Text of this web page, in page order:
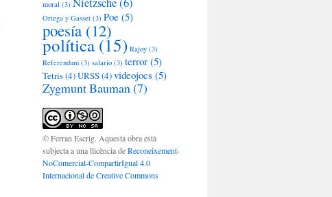
moral (3)
Ortega y Gasset (3) Poe (5)
poesía (12)
política (15) Rajoy (3)
Referendum (3) salario (3) terror (5)
Tetris(4)URSS(4)videojocs (5)
Zygmunt Bauman(7)
© Ferran Escrig. Aquesta obra està
subjecta a una llicència deReconeixement-
NoComercial-CompartirIgual 4.0
Internacional de Creative Commons